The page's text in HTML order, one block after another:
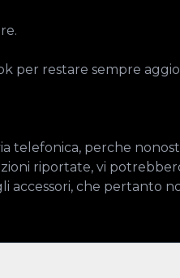
per restare sempre
telefonica, perche
riportate, vi
accessori, che pertanto